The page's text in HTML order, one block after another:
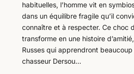
habituelles, l’homme vit en
dans un équilibre fragile qu’il
connaître et à respecter. Ce choc
transforme en une histoire
Russes qui apprendront beaucoup
chasseur Dersou…